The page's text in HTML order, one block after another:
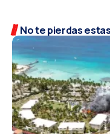
No te pierdas